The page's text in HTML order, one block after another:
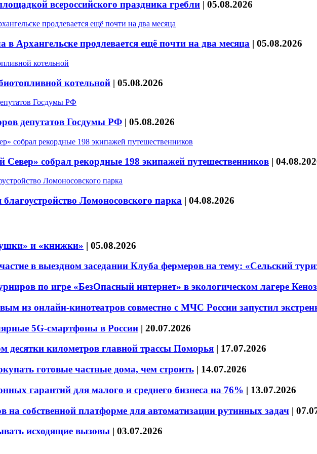
всероссийского праздника гребли | 05.08.2026
Архангельске продлевается ещё почти на два месяца | 05.08.2026
котельной | 05.08.2026
депутатов Госдумы РФ | 05.08.2026
Север» собрал рекордные 198 экипажей путешественников |
Ломоносовского парка | 04.08.2026
и «книжки» | 05.08.2026
в выездном заседании Клуба фермеров на тему: «Сельский
по игре «БезОпасный интернет» в экологическом лагере
из онлайн-кинотеатров совместно с МЧС России запустил
5G-смартфоны в России | 20.07.2026
десятки километров главной трассы Поморья | 17.07.2026
готовые частные дома, чем строить | 14.07.2026
гарантий для малого и среднего бизнеса на 76% | 13.07.2026
на собственной платформе для автоматизации рутинных задач |
исходящие вызовы | 03.07.2026